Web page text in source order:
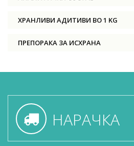
ХРАНЛИВИ АДИТИВИ ВО 1 KG
ПРЕПОРАКА ЗА ИСХРАНА
НАРАЧКА